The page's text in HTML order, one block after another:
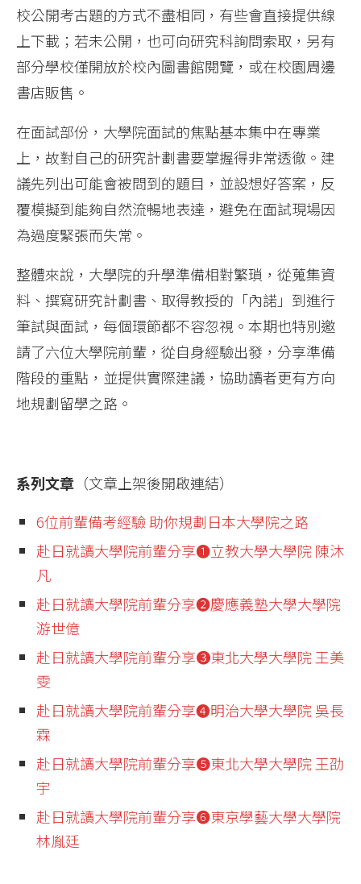
校公開考古題的方式不盡相同，有些會直接提供線
上下載；若未公開，也可向研究科詢問索取，另有
部分學校僅開放於校內圖書館閱覽，或在校園周邊
書店販售。
在面試部份，大學院面試的焦點基本集中在專業
上，故對自己的研究計劃書要掌握得非常透徹。建
議先列出可能會被問到的題目，並設想好答案，反
覆模擬到能夠自然流暢地表達，避免在面試現場因
為過度緊張而失常。
整體來說，大學院的升學準備相對繁瑣，從蒐集資
料、撰寫研究計劃書、取得教授的「內諾」到進行
筆試與面試，每個環節都不容忽視。本期也特別邀
請了六位大學院前輩，從自身經驗出發，分享準備
階段的重點，並提供實際建議，協助讀者更有方向
地規劃留學之路。
系列文章 （文章上架後開啟連結）
6位前輩備考經驗 助你規劃日本大學院之路
赴日就讀大學院前輩分享❶立教大學大學院 陳沐
凡
赴日就讀大學院前輩分享❷慶應義塾大學大學院
游世億
赴日就讀大學院前輩分享❸東北大學大學院 王美
雯
赴日就讀大學院前輩分享❹明治大學大學院 吳長
霖
赴日就讀大學院前輩分享❺東北大學大學院 王劭
宇
赴日就讀大學院前輩分享❻東京學藝大學大學院
林胤廷